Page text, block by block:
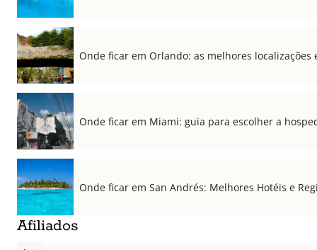
Onde ficar em Orlando: as melhores localizações
Onde ficar em Miami: guia para escolher a
Onde ficar em San Andrés: Melhores Hotéis e
Afiliados